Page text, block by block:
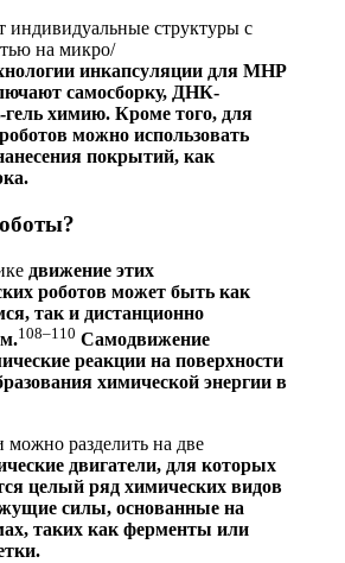
индивидуальные структуры с
на микро/
инкапсуляции для МНР
самосборку, ДНК-
гель химию. Кроме того, для
можно использовать
покрытий, как
движение этих
роботов может быть как
так и дистанционно
108–110 Самодвижение
реакции на поверхности
химической энергии в
можно разделить на две
двигатели, для которых
целый ряд химических видов
силы, основанные на
таких как ферменты или